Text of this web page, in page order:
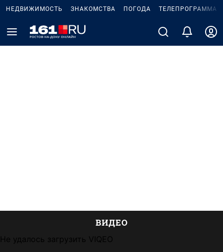
НЕДВИЖИМОСТЬ ЗНАКОМСТВА ПОГОДА ТЕЛЕПРОГРАММА
ВИДЕО
Не удалось загрузить VIQEO